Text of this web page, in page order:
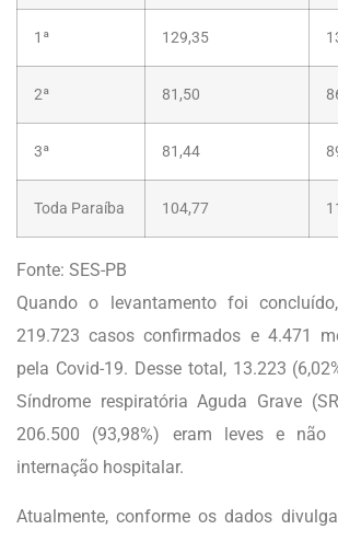
1ª 129,35
2ª 81,50
3ª 81,44
Toda Paraíba 104,77
Fonte: SES-PB
Quando o levantamento foi
219.723 casos confirmados e 4.471
pela Covid-19. Desse total, 13.223
Síndrome respiratória Aguda Grave
206.500 (93,98%) eram leves e não
internação hospitalar.
Atualmente, conforme os dados